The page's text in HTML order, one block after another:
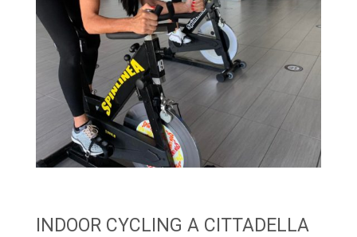
INDOOR CYCLING A CITTADELLA